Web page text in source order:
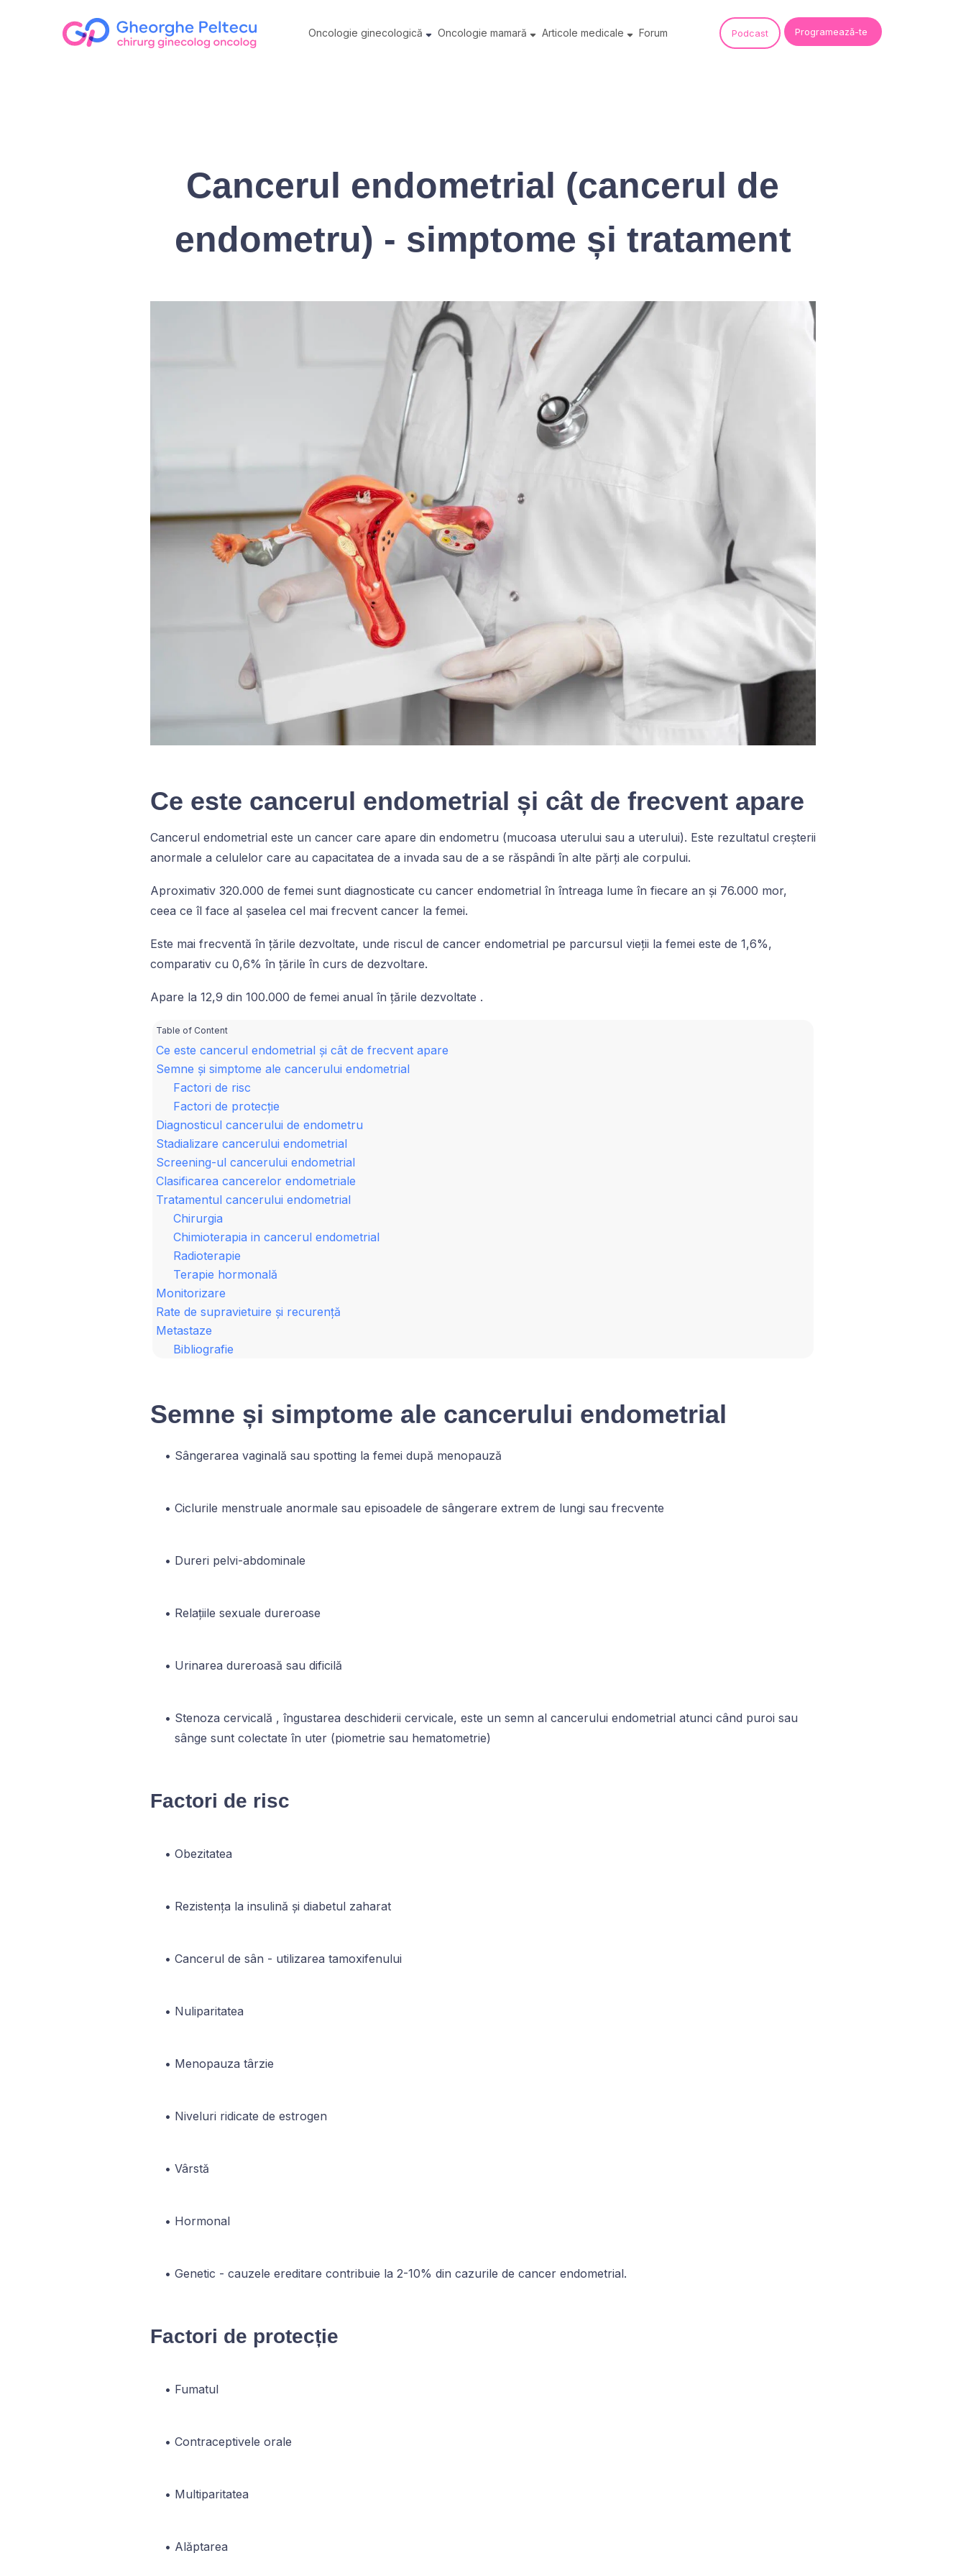
Oncologie ginecologică Oncologie mamară Articole medicale Forum Podcast Programează-te
Cancerul endometrial (cancerul de
endometru) - simptome și tratament
Ce este cancerul endometrial și cât de frecvent apare
Cancerul endometrial este un cancer care apare din endometru (mucoasa uterului sau a uterului). Este rezultatul creșterii
anormale a celulelor care au capacitatea de a invada sau de a se răspândi în alte părți ale corpului.
Aproximativ 320.000 de femei sunt diagnosticate cu cancer endometrial în întreaga lume în fiecare an și 76.000 mor,
ceea ce îl face al șaselea cel mai frecvent cancer la femei.
Este mai frecventă în țările dezvoltate, unde riscul de cancer endometrial pe parcursul vieții la femei este de 1,6%,
comparativ cu 0,6% în țările în curs de dezvoltare.
Apare la 12,9 din 100.000 de femei anual în țările dezvoltate .
Table of Content
Ce este cancerul endometrial și cât de frecvent apare
Semne și simptome ale cancerului endometrial
Factori de risc
Factori de protecție
Diagnosticul cancerului de endometru
Stadializare cancerului endometrial
Screening-ul cancerului endometrial
Clasificarea cancerelor endometriale
Tratamentul cancerului endometrial
Chirurgia
Chimioterapia in cancerul endometrial
Radioterapie
Terapie hormonală
Monitorizare
Rate de supravietuire și recurență
Metastaze
Bibliografie
Semne și simptome ale cancerului endometrial
Sângerarea vaginală sau spotting la femei după menopauză
Ciclurile menstruale anormale sau episoadele de sângerare extrem de lungi sau frecvente
Dureri pelvi-abdominale
Relațiile sexuale dureroase
Urinarea dureroasă sau dificilă
Stenoza cervicală , îngustarea deschiderii cervicale, este un semn al cancerului endometrial atunci când puroi sau
sânge sunt colectate în uter (piometrie sau hematometrie)
Factori de risc
Obezitatea
Rezistența la insulină și diabetul zaharat
Cancerul de sân - utilizarea tamoxifenului
Nuliparitatea
Menopauza târzie
Niveluri ridicate de estrogen
Vârstă
Hormonal
Genetic - cauzele ereditare contribuie la 2-10% din cazurile de cancer endometrial.
Factori de protecție
Fumatul
Contraceptivele orale
Multiparitatea
Alăptarea